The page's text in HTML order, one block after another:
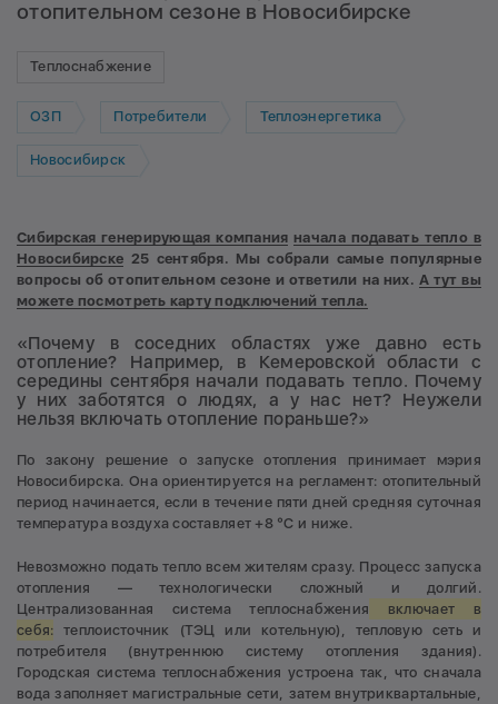
отопительном сезоне в Новосибирске
Теплоснабжение
ОЗП Потребители Теплоэнергетика
Новосибирск
Сибирская генерирующая компания начала подавать тепло в
Новосибирске 25 сентября. Мы собрали самые популярные
вопросы об отопительном сезоне и ответили на них. А тут вы
можете посмотреть карту подключений тепла.
«Почему в соседних областях уже давно есть
отопление? Например, в Кемеровской области с
середины сентября начали подавать тепло. Почему
у них заботятся о людях, а у нас нет? Неужели
нельзя включать отопление пораньше?»
По закону решение о запуске отопления принимает мэрия
Новосибирска. Она ориентируется на регламент: отопительный
период начинается, если в течение пяти дней средняя суточная
температура воздуха составляет +8 °C и ниже.
Невозможно подать тепло всем жителям сразу. Процесс запуска
отопления — технологически сложный и долгий.
Централизованная система теплоснабжения включает в
себя: теплоисточник (ТЭЦ или котельную), тепловую сеть и
потребителя (внутреннюю систему отопления здания).
Городская система теплоснабжения устроена так, что сначала
вода заполняет магистральные сети, затем внутриквартальные,